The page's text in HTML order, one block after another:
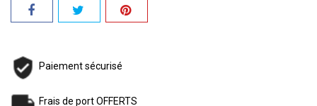
Paiement sécurisé
Frais de port OFFERTS